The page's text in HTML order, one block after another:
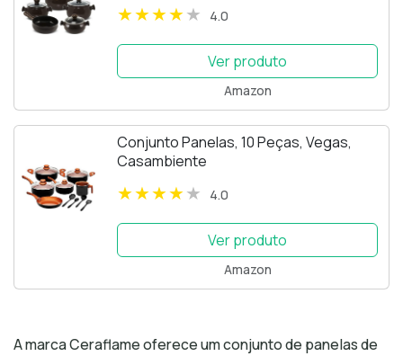
4.0
Ver produto
Amazon
Conjunto Panelas, 10 Peças, Vegas,
Casambiente
4.0
Ver produto
Amazon
A marca Ceraflame oferece um conjunto de panelas de